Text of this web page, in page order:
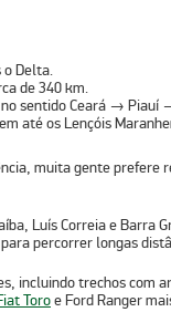
o Delta.
de 340 km.
sentido Ceará → Piauí
até os Lençóis
muita gente prefere
, Luís CorreiaeBarra
percorrer longas
, incluindo trechos com
ToroeFord Ranger